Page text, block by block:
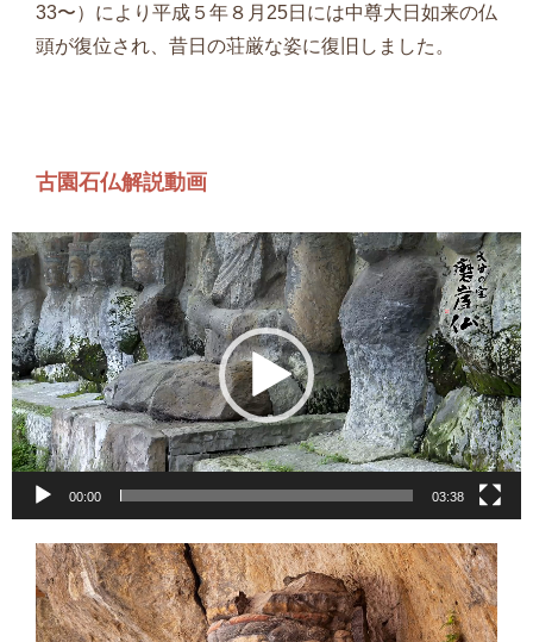
33〜）により平成５年８月25日には中尊大日如来の仏
頭が復位され、昔日の荘厳な姿に復旧しました。
古園石仏解説動画
動
画
プ
レ
ー
ヤ
ー
00:00 03:38